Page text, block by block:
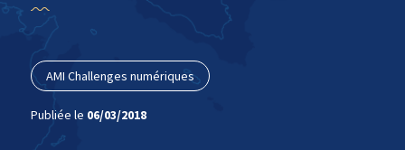
AMI Challenges numériques
Publiée le 06/03/2018